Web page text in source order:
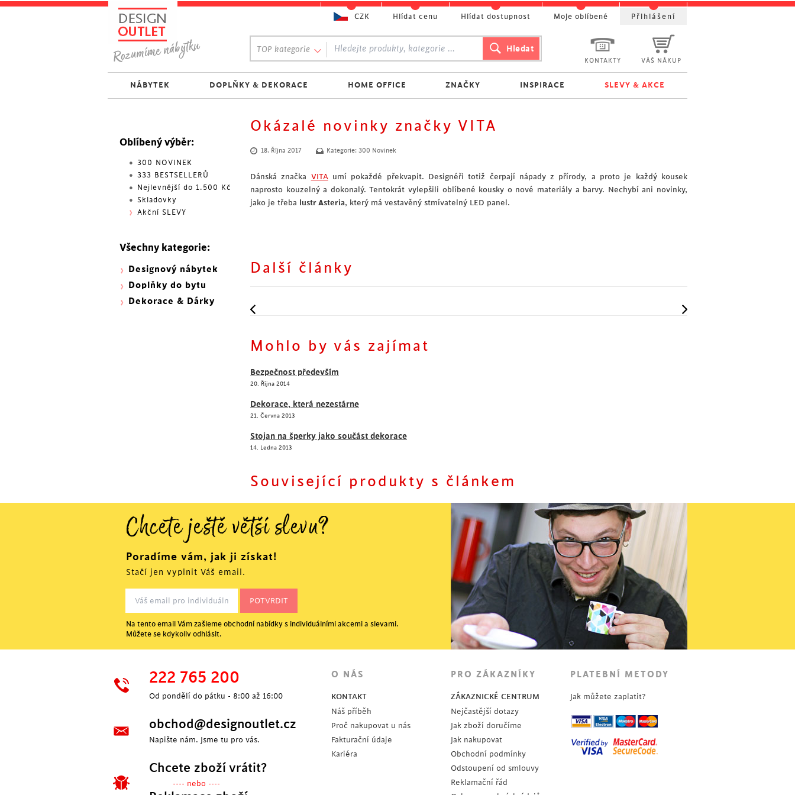
Okázalé novinky značky VITA
18. Října 2017 Kategorie: 300 Novinek
Dánská značka VITAumí pokaždé překvapit. Designéři totiž čerpají nápady z přírody, a proto je každý kousek
naprosto kouzelný a dokonalý. Tentokrát vylepšili oblíbené kousky o nové materiály a barvy. Nechybí ani novinky,
jako je třeba lustr Asteria, který má vestavěný stmívatelný LED panel.
Další články
Mohlo by vás zajímat
Bezpečnost především
20. Října 2014
Dekorace, která nezestárne
21. Června 2013
Stojan na šperky jako součást dekorace
14. Ledna 2013
Související produkty s článkem
1 2 3 4
Oblíbený výběr:
300 NOVINEK
333 BESTSELLERŮ
Nejlevnější do 1.500 Kč
Skladovky
Akční SLEVY
Všechny kategorie:
Designový nábytek
Doplňky do bytu
Dekorace & Dárky
KONTAKTY VÁŠ NÁKUP
TOP kategorie
NÁBYTEK DOPLŇKY & DEKORACE HOME OFFICE ZNAČKY INSPIRACE SLEVY & AKCE
CZK Hlídat cenu Hlídat dostupnost Moje oblíbené Přihlášení
Chcete ještě větší slevu?
Poradíme vám, jak ji získat!
Stačí jen vyplnit Váš email.
Na tento email Vám zašleme obchodní nabídky s individuálními akcemi a slevami.
Můžete se kdykoliv odhlásit.
222 765 200
Od pondělí do pátku - 8:00 až 16:00
obchod@designoutlet.cz
Napište nám. Jsme tu pro vás.
Chcete zboží vrátit?
---- nebo ----
O NÁS
KONTAKT
Náš příběh
Proč nakupovat u nás
Fakturační údaje
Kariéra
PRO ZÁKAZNÍKY
ZÁKAZNICKÉ CENTRUM
Nejčastější dotazy
Jak zboží doručíme
Jak nakupovat
Obchodní podmínky
Odstoupení od smlouvy
Reklamační řád
PLATEBNÍ METODY
Jak můžete zaplatit?